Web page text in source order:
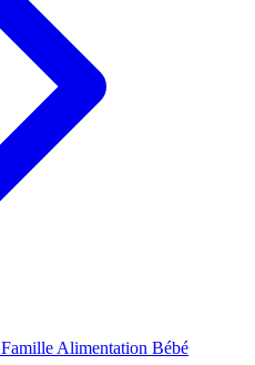
Famille Alimentation Bébé